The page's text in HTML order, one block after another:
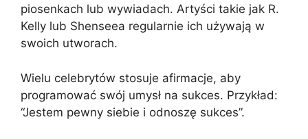
piosenkach lub wywiadach. Artyści takie jak R.
Kelly lub Shenseea regularnie ich używają w
swoich utworach.
Wielu celebrytów stosuje afirmacje, aby
programować swój umysł na sukces. Przykład:
“Jestem pewny siebie i odnoszę sukces”.